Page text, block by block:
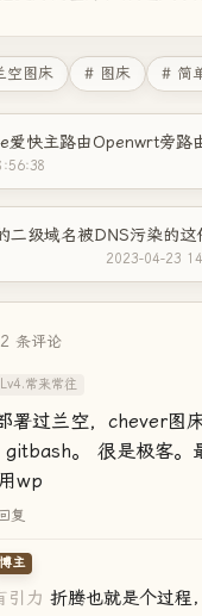
空图床 # 图床 # 简
二级域名被DNS污染的这
2023-04-23
条评论
Lv4.常来常往
署过兰空，chever图
。 很是极客。
wp
复
博主
引力 折腾也就是个过程